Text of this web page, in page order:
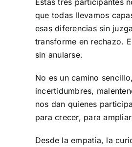
que todas llevamos
esas diferencias sin
transforme en rechazo.
sin anularse.
No es un camino
incertidumbres,
nos dan quienes
para crecer, para
Desde la empatía, la